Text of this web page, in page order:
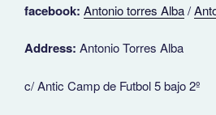
facebook: Antonio torres Alba/
Address: Antonio Torres Alba
c/ Antic Camp de Futbol 5 bajo 2º